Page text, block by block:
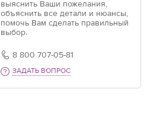
выяснить Ваши пожелания,
объяснить все детали и нюансы,
помочь Вам сделать правильный
выбор.
8 800 707-05-81
ЗАДАТЬ ВОПРОС